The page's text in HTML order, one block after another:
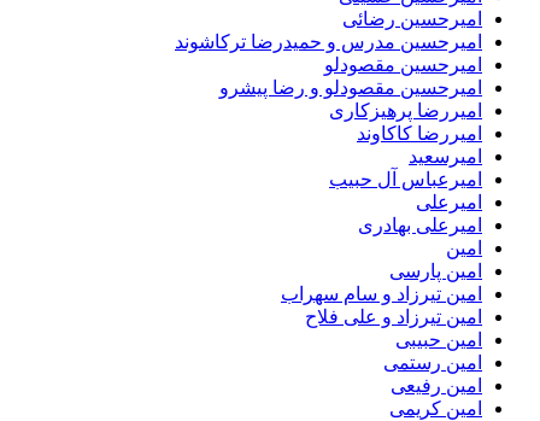
امیرحسین رضائی
امیرحسین مدرس و حمیدرضا ترکاشوند
امیرحسین مقصودلو
امیرحسین مقصودلو و رضا پیشرو
امیررضا پرهیزکاری
امیررضا کاکاوند
امیرسعید
امیرعباس آل حبیب
امیرعلی
امیرعلی بهادری
امین
امین پارسی
امین تیرزاد و سام سهراب
امین تیرزاد و علی فلاح
امین حبیبی
امین رستمی
امین رفیعی
امین کریمی